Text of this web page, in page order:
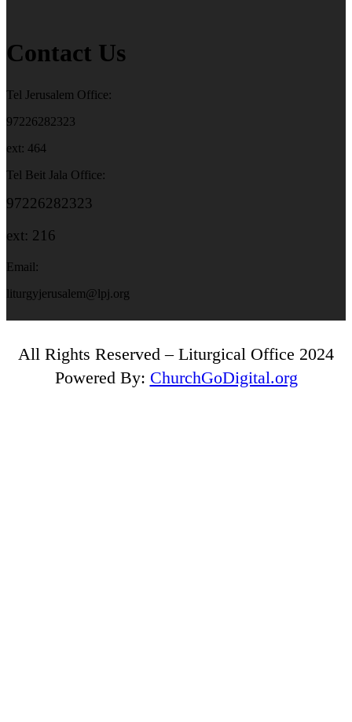
Contact Us
Tel Jerusalem Office:
97226282323
ext: 464
Tel Beit Jala Office:
97226282323
ext: 216
Email:
liturgyjerusalem@lpj.org
All Rights Reserved – Liturgical Office 2024
Powered By: ChurchGoDigital.org